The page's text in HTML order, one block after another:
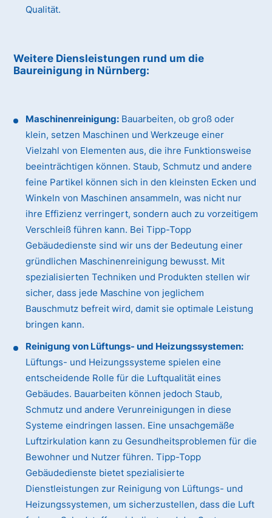
Qualität.
Weitere Diensleistungen rund um die
Baureinigung in Nürnberg:
Maschinenreinigung: Bauarbeiten, ob groß oder
klein, setzen Maschinen und Werkzeuge einer
Vielzahl von Elementen aus, die ihre Funktionsweise
beeinträchtigen können. Staub, Schmutz und andere
feine Partikel können sich in den kleinsten Ecken und
Winkeln von Maschinen ansammeln, was nicht nur
ihre Effizienz verringert, sondern auch zu vorzeitigem
Verschleiß führen kann. Bei Tipp-Topp
Gebäudedienste sind wir uns der Bedeutung einer
gründlichen Maschinenreinigung bewusst. Mit
spezialisierten Techniken und Produkten stellen wir
sicher, dass jede Maschine von jeglichem
Bauschmutz befreit wird, damit sie optimale Leistung
bringen kann.
Reinigung von Lüftungs- und Heizungssystemen:
Lüftungs- und Heizungssysteme spielen eine
entscheidende Rolle für die Luftqualität eines
Gebäudes. Bauarbeiten können jedoch Staub,
Schmutz und andere Verunreinigungen in diese
Systeme eindringen lassen. Eine unsachgemäße
Luftzirkulation kann zu Gesundheitsproblemen für die
Bewohner und Nutzer führen. Tipp-Topp
Gebäudedienste bietet spezialisierte
Dienstleistungen zur Reinigung von Lüftungs- und
Heizungssystemen, um sicherzustellen, dass die Luft